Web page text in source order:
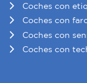
Coches con
Coches con
Coches con
Coches con